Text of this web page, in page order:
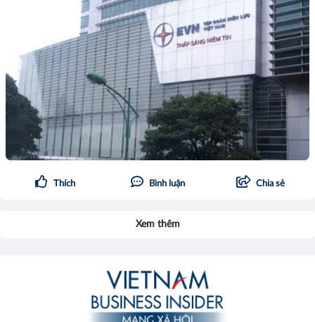
Thích Bình luận Chia sẻ
Xem thêm